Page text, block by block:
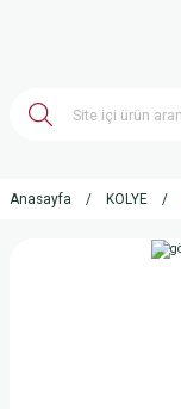
Anasayfa KOLYE